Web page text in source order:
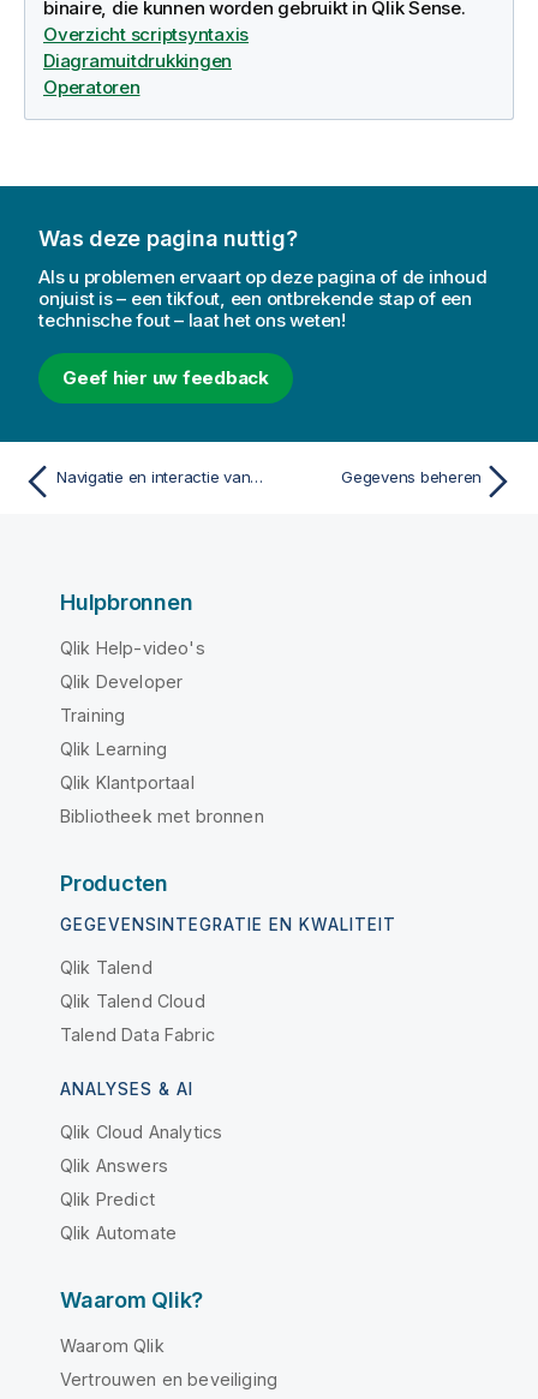
binaire, die kunnen worden gebruikt in Qlik Sense.
Overzicht scriptsyntaxis
Diagramuitdrukkingen
Operatoren
Was deze pagina nuttig?
Als u problemen ervaart op deze pagina of de inhoud
onjuist is – een tikfout, een ontbrekende stap of een
technische fout – laat het ons weten!
Geef hier uw feedback
Navigatie en interactie van gebruikersinterface Gegevens beheren
Hulpbronnen
Qlik Help-video's
Qlik Developer
Training
Qlik Learning
Qlik Klantportaal
Bibliotheek met bronnen
Producten
GEGEVENSINTEGRATIE EN KWALITEIT
Qlik Talend
Qlik Talend Cloud
Talend Data Fabric
ANALYSES & AI
Qlik Cloud Analytics
Qlik Answers
Qlik Predict
Qlik Automate
Waarom Qlik?
Waarom Qlik
Vertrouwen en beveiliging